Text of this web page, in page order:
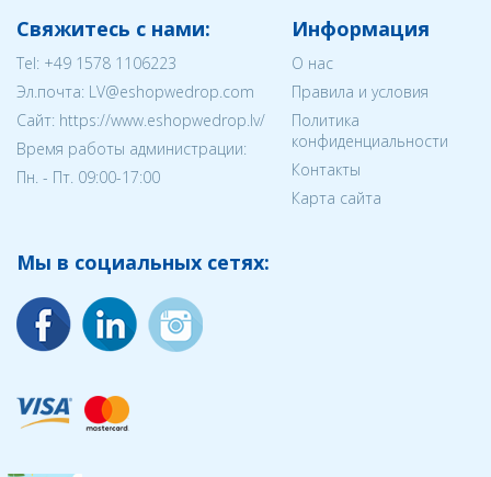
Свяжитесь с нами:
Tel: +49 1578 1106223
Эл.почта: LV@eshopwedrop.com
Cайт: https://www.eshopwedrop.lv/
Время работы администрации:
Пн. - Пт. 09:00-17:00
Информация
О нас
Правила и условия
Политика
конфиденциальности
Контакты
Карта сайта
Мы в социальных сетях: